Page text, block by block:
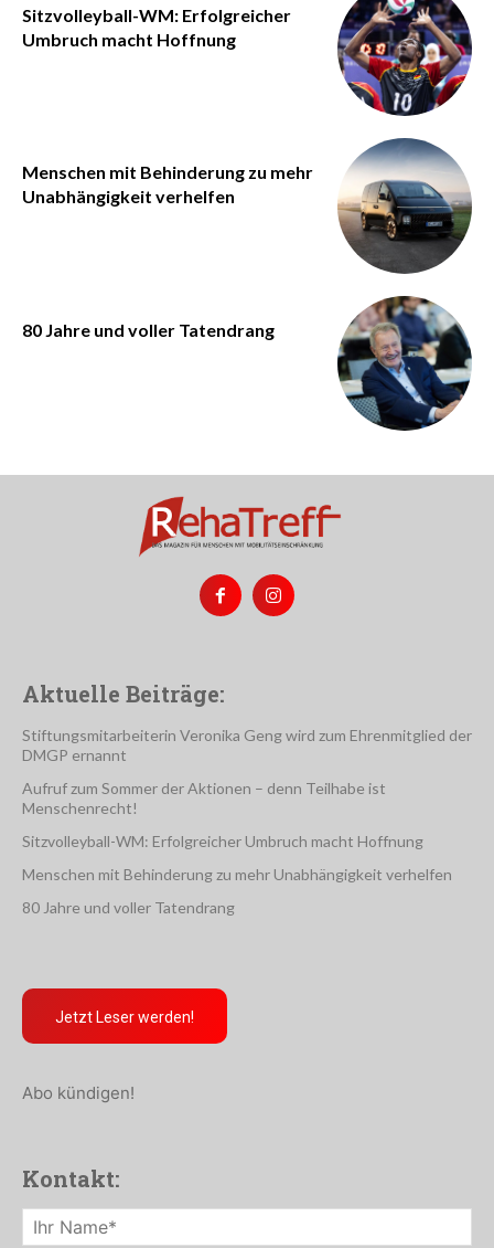
Sitzvolleyball-WM: Erfolgreicher
Umbruch macht Hoffnung
Menschen mit Behinderung zu mehr
Unabhängigkeit verhelfen
80 Jahre und voller Tatendrang
Aktuelle Beiträge:
Stiftungsmitarbeiterin Veronika Geng wird zum Ehrenmitglied der
DMGP ernannt
Aufruf zum Sommer der Aktionen – denn Teilhabe ist
Menschenrecht!
Sitzvolleyball-WM: Erfolgreicher Umbruch macht Hoffnung
Menschen mit Behinderung zu mehr Unabhängigkeit verhelfen
80 Jahre und voller Tatendrang
Jetzt Leser werden!
Abo kündigen!
Kontakt: